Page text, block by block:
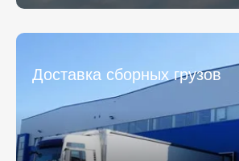
Доставка сборных грузов